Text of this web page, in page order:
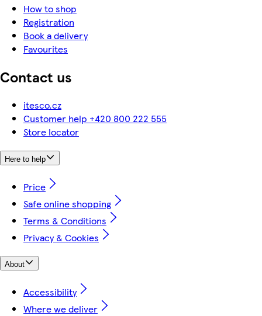
How to shop
Registration
Book a delivery
Favourites
Contact us
itesco.cz
Customer help +420 800 222 555
Store locator
Here to help
Price
Safe online shopping
Terms & Conditions
Privacy & Cookies
About
Accessibility
Where we deliver